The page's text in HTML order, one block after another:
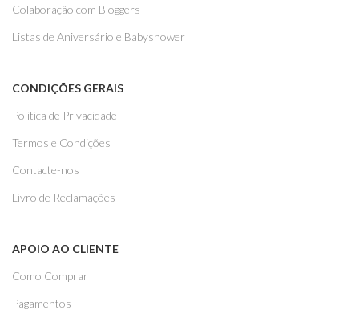
Colaboração com Bloggers
Listas de Aniversário e Babyshower
CONDIÇÕES GERAIS
Politica de Privacidade
Termos e Condições
Contacte-nos
Livro de Reclamações
APOIO AO CLIENTE
Como Comprar
Pagamentos